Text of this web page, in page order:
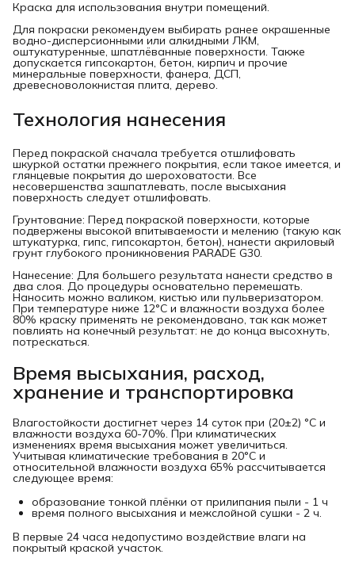
Краска для использования внутри помещений.
Для покраски рекомендуем выбирать ранее окрашенные
водно-дисперсионными или алкидными ЛКМ,
оштукатуренные, шпатлёванные поверхности. Также
допускается гипсокартон, бетон, кирпич и прочие
минеральные поверхности, фанера, ДСП,
древесноволокнистая плита, дерево.
Технология нанесения
Перед покраской сначала требуется отшлифовать
шкуркой остатки прежнего покрытия, если такое имеется, и
глянцевые покрытия до шероховатости. Все
несовершенства зашпатлевать, после высыхания
поверхность следует отшлифовать.
Грунтование: Перед покраской поверхности, которые
подвержены высокой впитываемости и мелению (такую как
штукатурка, гипс, гипсокартон, бетон), нанести акриловый
грунт глубокого проникновения PARADE G30.
Нанесение: Для большего результата нанести средство в
два слоя. До процедуры основательно перемешать.
Наносить можно валиком, кистью или пульверизатором.
При температуре ниже 12°C и влажности воздуха более
80% краску применять не рекомендовано, так как может
повлиять на конечный результат: не до конца высохнуть,
потрескаться.
Время высыхания, расход,
хранение и транспортировка
Влагостойкости достигнет через 14 суток при (20±2) °C и
влажности воздуха 60-70%. При климатических
изменениях время высыхания может увеличиться.
Учитывая климатические требования в 20°C и
относительной влажности воздуха 65% рассчитывается
следующее время:
образование тонкой плёнки от прилипания пыли - 1 ч
время полного высыхания и межслойной сушки - 2 ч.
В первые 24 часа недопустимо воздействие влаги на
покрытый краской участок.